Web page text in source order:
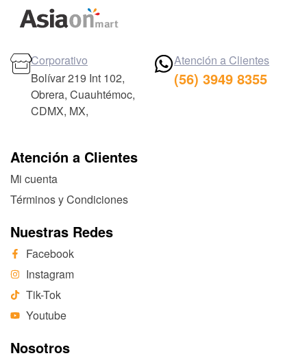
Atención a Clientes
Mi cuenta
Términos y Condiciones
Nuestras Redes
Facebook
Instagram
Tik-Tok
Youtube
Nosotros
Corporativo
Bolívar 219 Int 102,
Obrera, Cuauhtémoc,
CDMX, MX,
Atención a Clientes
(56) 3949 8355